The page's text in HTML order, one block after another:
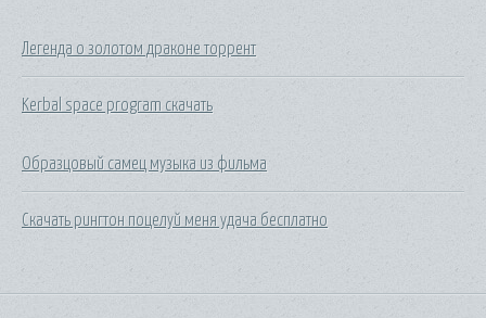
Легенда о золотом драконе торрент
Kerbal space program скачать
Образцовый самец музыка из фильма
Скачать рингтон поцелуй меня удача бесплатно